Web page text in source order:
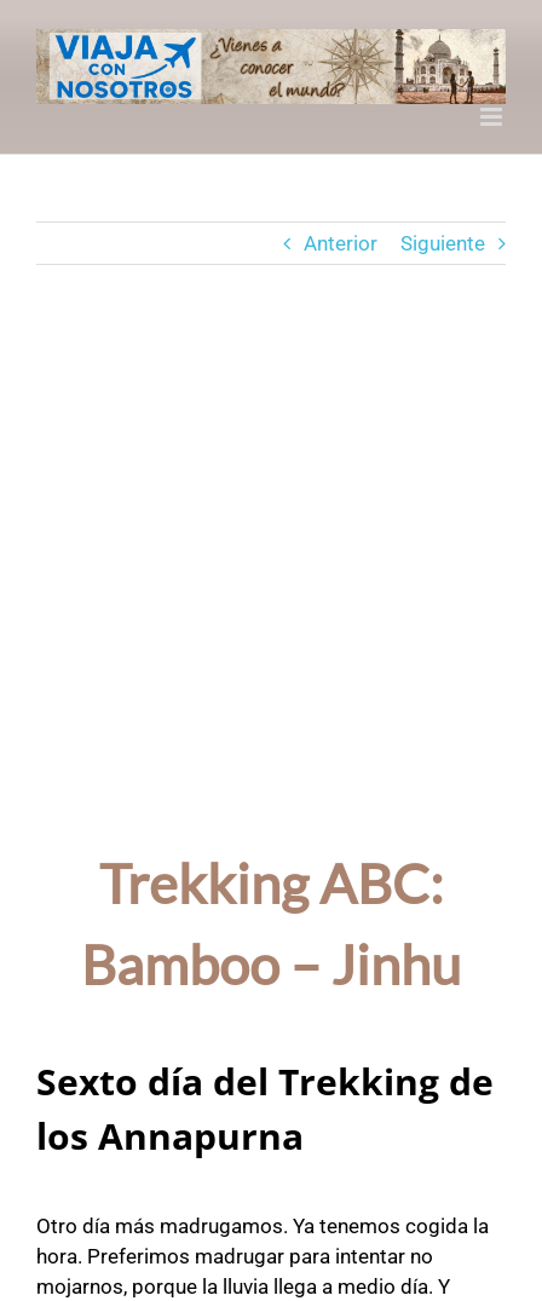
contenido
Anterior Siguiente
Trekking ABC:
Bamboo – Jinhu
Sexto día del Trekking de
los Annapurna
Otro día más madrugamos. Ya tenemos cogida la
hora. Preferimos madrugar para intentar no
mojarnos, porque la lluvia llega a medio día. Y